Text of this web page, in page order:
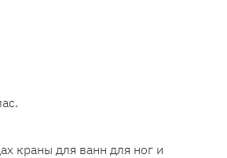
краны для ванн для ног и